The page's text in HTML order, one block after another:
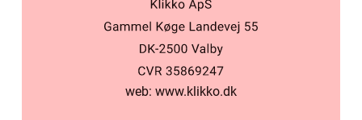
web: www.klikko.dk